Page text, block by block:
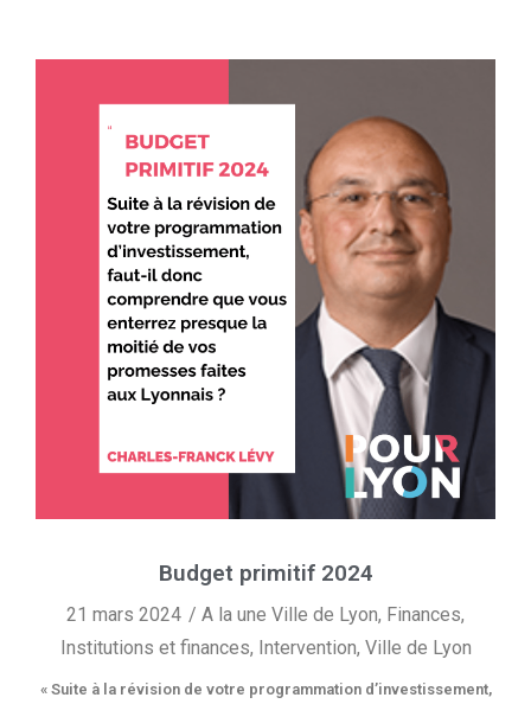
Budget primitif 2024
21 mars 2024 A la une Ville de Lyon, Finances,
Institutions et finances, Intervention, Ville de Lyon
« Suite à la révision de votre programmation d’investissement,